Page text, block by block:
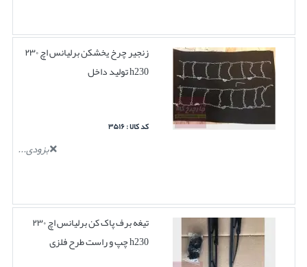
زنجیر چرخ یخشکن برلیانس اچ ۲۳۰
h230 تولید داخل
کد کالا : ۳۵۱۶
بزودی...
تیغه برف پاک کن برلیانس اچ ۲۳۰
h230 چپ و راست طرح فلزی